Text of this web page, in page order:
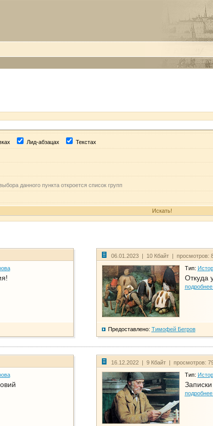
Лид-абзацах Текстах
данного пункта откроется список групп
06.01.2023 | 10 Кбайт | просмотров:
Тип:
Откуда
подробнее
Предоставлено: Тимофей Бегров
16.12.2022 | 9 Кбайт | просмотров:
Тип:
Записки
подробнее